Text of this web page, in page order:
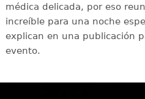
médica delicada, por eso
increíble para una noche
explican en una publicación
evento.